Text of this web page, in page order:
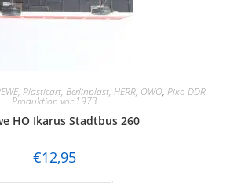
Plasticart, Berlinplast, HERR, OWO, Piko DDR
Produktion vor 1973
HO Ikarus Stadtbus 260
€12,95